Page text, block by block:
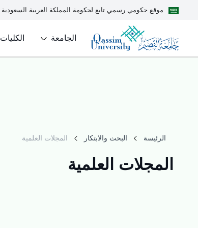
موقع حكومي رسمي تابع لحكومة المملكة العربية السعودية
الجامعة الكليات
الرئيسة البحث والابتكار المجلات العلمية
المجلات العلمية